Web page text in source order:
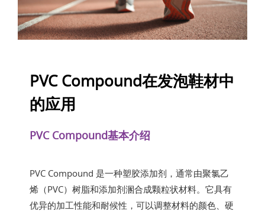
PVC Compound在发泡鞋材中
的应用
PVC Compound基本介绍
PVC Compound 是一种塑胶添加剂，通常由聚氯乙
烯（PVC）树脂和添加剂溷合成颗粒状材料。它具有
优异的加工性能和耐候性，可以调整材料的颜色、硬